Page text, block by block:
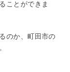
ことができま
のか、町田市の